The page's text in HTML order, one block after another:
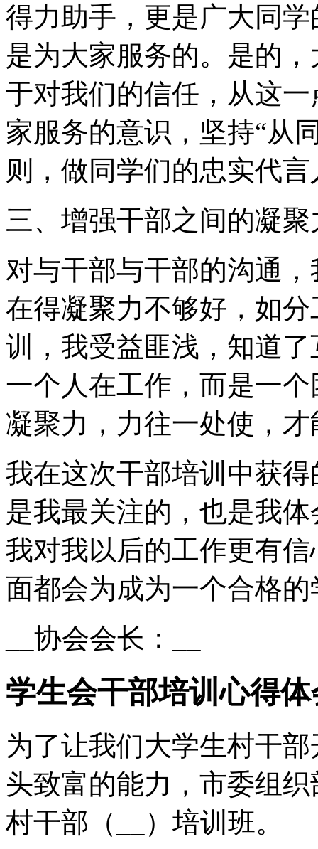
得力助手，更是广大同
是为大家服务的。是的
于对我们的信任，从这
家服务的意识，坚持“从
则，做同学们的忠实代言
三、增强干部之间的凝聚
对与干部与干部的沟通
在得凝聚力不够好，如
训，我受益匪浅，知道
一个人在工作，而是一
凝聚力，力往一处使，
我在这次干部培训中获
是我最关注的，也是我
我对我以后的工作更有
面都会为成为一个合格
__协会会长：__
学生会干部培训心得
为了让我们大学生村干
头致富的能力，市委组
村干部（__）培训班。